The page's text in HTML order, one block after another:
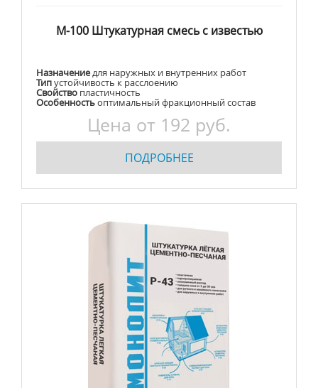
М-100 Штукатурная смесь с известью
Назначениедля наружных и внутренних работ
Типустойчивость к расслоению
Свойство пластичность
Особенностьоптимальный фракционный состав
Цена от 192 руб.
ПОДРОБНЕЕ